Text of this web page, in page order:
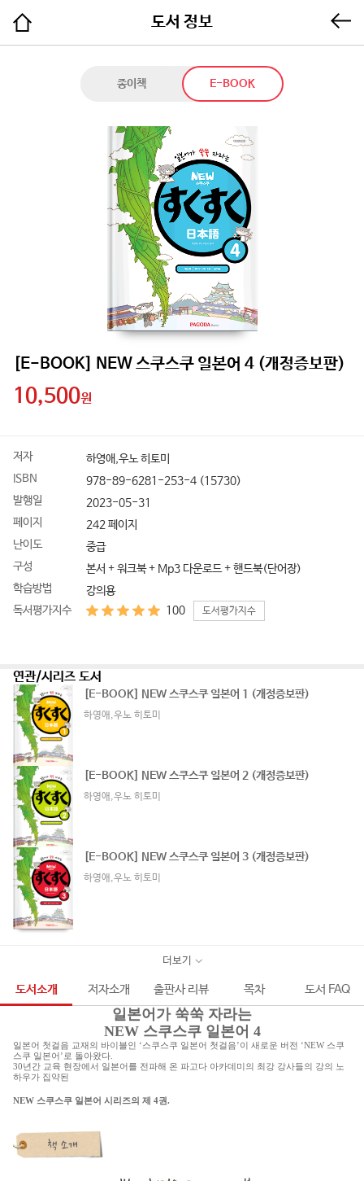
도서 정보
종이책 E-BOOK
[E-BOOK] NEW 스쿠스쿠 일본어 4 (개정증보판)
10,500원
도
서
상
세
정
보
저자
하영애,우노 히토미
ISBN
978-89-6281-253-4 (15730)
발행일
2023-05-31
페이지
242 페이지
난이도
중급
구성
본서 + 워크북 + Mp3 다운로드 + 핸드북(단어장)
학습방법
강의용
독서평가지수
100 도서평가지수
연관/시리즈 도서
[E-BOOK] NEW 스쿠스쿠 일본어 1 (개정증보판)
하영애,우노 히토미
[E-BOOK] NEW 스쿠스쿠 일본어 2 (개정증보판)
하영애,우노 히토미
[E-BOOK] NEW 스쿠스쿠 일본어 3 (개정증보판)
하영애,우노 히토미
더보기
도서소개 저자소개 출판사 리뷰 목차 도서 FAQ
일본어가 쑥쑥 자라는
NEW 스쿠스쿠 일본어 4
일본어 첫걸음 교재의 바이블인 ‘스쿠스쿠 일본어 첫걸음’이 새로운 버전 ‘NEW 스쿠
스쿠 일본어’로 돌아왔다.
30년간 교육 현장에서 일본어를 전파해 온 파고다 아카데미의 최강 강사들의 강의 노
하우가 집약된
NEW 스쿠스쿠 일본어 시리즈의 제 4권.